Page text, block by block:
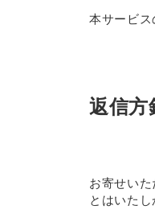
本サービス
返信方
お寄せい
とはいた